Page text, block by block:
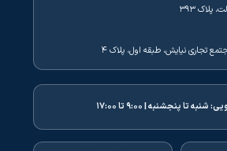
پلاک ۳۹۳
تجاری نیایش، طبقه اول، پلاک ۴
شنبه تا پنجشنبه | ۹:۰۰ تا ۱۷:۰۰